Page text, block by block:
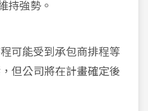
持強勢。
可能受到承包商排程等
但公司將在計畫確定後